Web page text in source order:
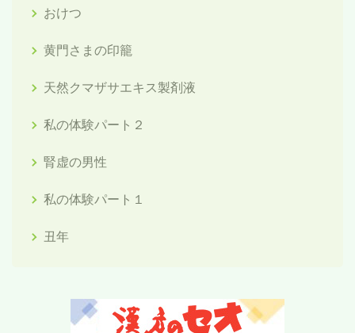
おけつ
黄門さまの印籠
天然クマザサエキス製剤液
私の体験パート２
腎虚の男性
私の体験パート１
丑年